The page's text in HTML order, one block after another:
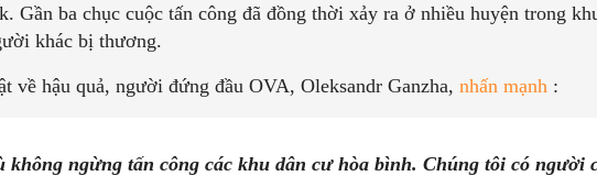
Gần ba chục cuộc tấn công đã đồng thời xảy ra ở nhiều huyện trong
khác bị thương.
về hậu quả, người đứng đầu OVA, Oleksandr Ganzha, nhấn mạnh :
không ngừng tấn công các khu dân cư hòa bình. Chúng tôi có người